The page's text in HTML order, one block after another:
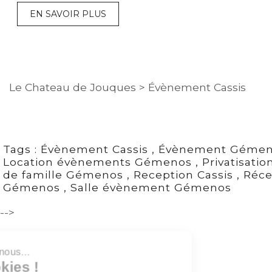
EN SAVOIR PLUS
Le Chateau de Jouques > Évènement Cassis
Tags : Évènement Cassis , Évènement
Location évènements Gémenos ,
de famille Gémenos , Reception Cassis ,
Gémenos , Salle évènement Gémenos
-->
Salut c'est nous...
les Cookies !